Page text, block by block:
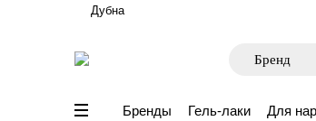
Дубна
Бренды Гель-лаки Для